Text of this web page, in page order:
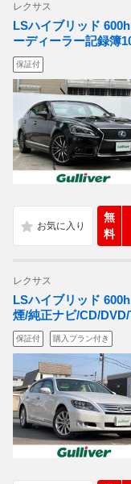
レクサス
LSハイブリッド
ーディーラー記録簿
保証付
無
料
レクサス
LSハイブリッド
煙/純正ナビ/CD/
保証付 購入プラン付き